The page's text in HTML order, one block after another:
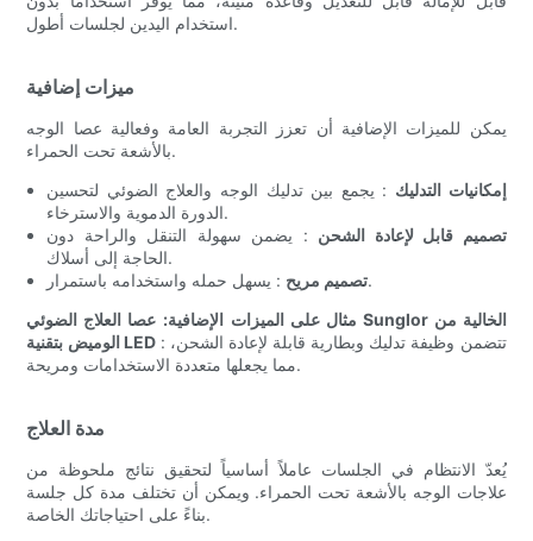
استخدام اليدين لجلسات أطول.
ميزات إضافية
يمكن للميزات الإضافية أن تعزز التجربة العامة وفعالية عصا الوجه
بالأشعة تحت الحمراء.
إمكانيات التدليك : يجمع بين تدليك الوجه والعلاج الضوئي لتحسين
الدورة الدموية والاسترخاء.
تصميم قابل لإعادة الشحن : يضمن سهولة التنقل والراحة دون
الحاجة إلى أسلاك.
تصميم مريح: يسهل حمله واستخدامه باستمرار.
مثال على الميزات الإضافية: عصا العلاج الضوئي Sunglor الخالية من
الوميض بتقنية LED: تتضمن وظيفة تدليك وبطارية قابلة لإعادة الشحن،
مما يجعلها متعددة الاستخدامات ومريحة.
مدة العلاج
يُعدّ الانتظام في الجلسات عاملاً أساسياً لتحقيق نتائج ملحوظة من
علاجات الوجه بالأشعة تحت الحمراء. ويمكن أن تختلف مدة كل جلسة
بناءً على احتياجاتك الخاصة.